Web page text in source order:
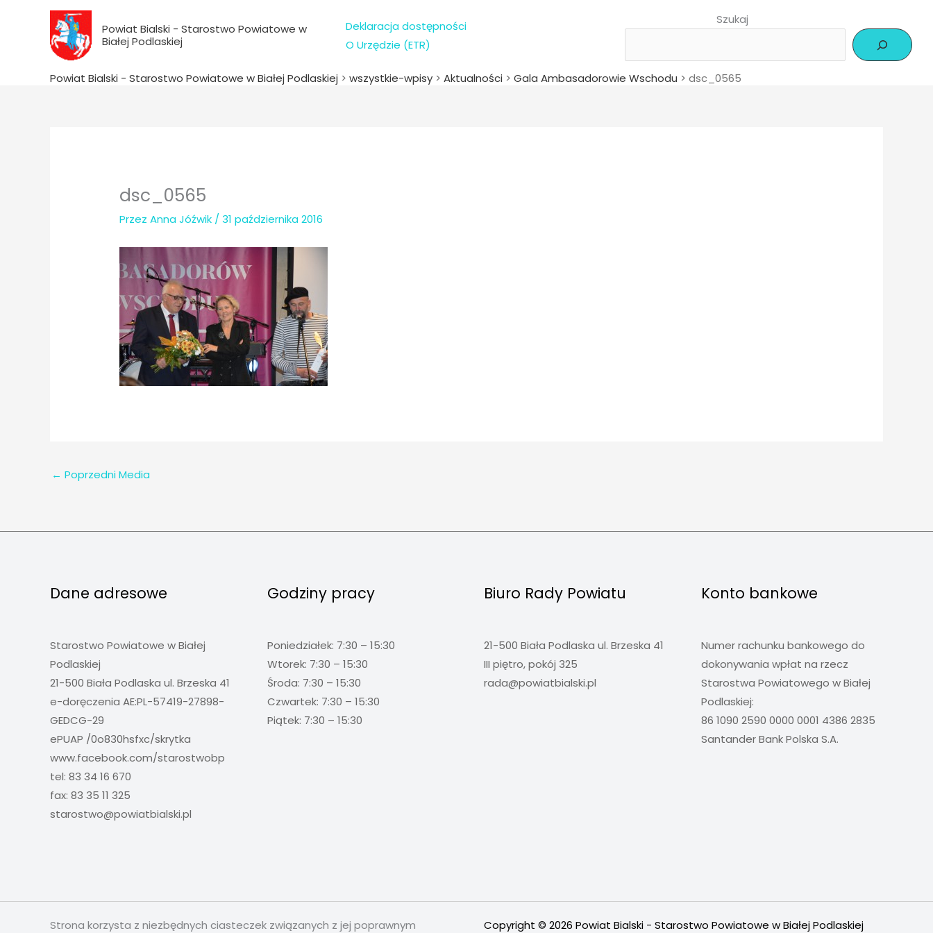
Powiat Bialski - Starostwo Powiatowe w
Białej Podlaskiej
Deklaracja dostępności
O Urzędzie (ETR)
Szukaj
Powiat Bialski - Starostwo Powiatowe w Białej Podlaskiej > wszystkie-wpisy > Aktualności > Gala Ambasadorowie Wschodu > dsc_0565
dsc_0565
PrzezAnna Jóźwik /31 października 2016
← Poprzedni Media
Dane adresowe
Starostwo Powiatowe w Białej
Podlaskiej
21-500 Biała Podlaska ul. Brzeska 41
e-doręczenia AE:PL-57419-27898-
GEDCG-29
ePUAP /0o830hsfxc/skrytka
www.facebook.com/starostwobp
tel: 83 34 16 670
fax: 83 35 11 325
starostwo@powiatbialski.pl
Godziny pracy
Poniedziałek: 7:30 – 15:30
Wtorek: 7:30 – 15:30
Środa: 7:30 – 15:30
Czwartek: 7:30 – 15:30
Piątek: 7:30 – 15:30
Biuro Rady Powiatu
21-500 Biała Podlaska ul. Brzeska 41
III piętro, pokój 325
rada@powiatbialski.pl
Konto bankowe
Numer rachunku bankowego do
dokonywania wpłat na rzecz
Starostwa Powiatowego w Białej
Podlaskiej:
86 1090 2590 0000 0001 4386 2835
Santander Bank Polska S.A.
Strona korzysta z niezbędnych ciasteczek związanych z jej poprawnym Copyright © 2026 Powiat Bialski - Starostwo Powiatowe w Białej Podlaskiej